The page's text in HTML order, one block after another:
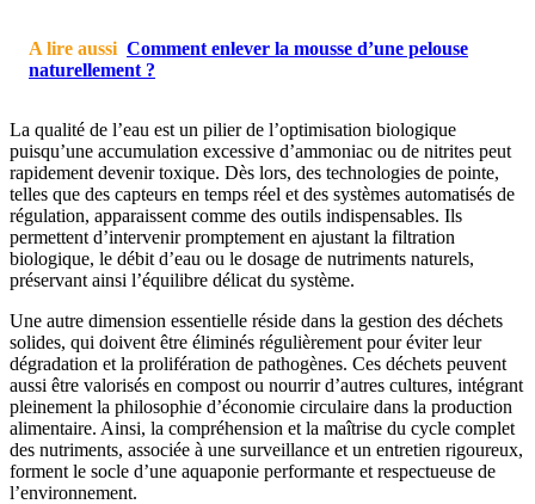
A lire aussi Comment enlever la mousse d’une pelouse
naturellement ?
La qualité de l’eau est un pilier de l’optimisation biologique
puisqu’une accumulation excessive d’ammoniac ou de nitrites peut
rapidement devenir toxique. Dès lors, des technologies de pointe,
telles que des capteurs en temps réel et des systèmes automatisés de
régulation, apparaissent comme des outils indispensables. Ils
permettent d’intervenir promptement en ajustant la filtration
biologique, le débit d’eau ou le dosage de nutriments naturels,
préservant ainsi l’équilibre délicat du système.
Une autre dimension essentielle réside dans la gestion des déchets
solides, qui doivent être éliminés régulièrement pour éviter leur
dégradation et la prolifération de pathogènes. Ces déchets peuvent
aussi être valorisés en compost ou nourrir d’autres cultures, intégrant
pleinement la philosophie d’économie circulaire dans la production
alimentaire. Ainsi, la compréhension et la maîtrise du cycle complet
des nutriments, associée à une surveillance et un entretien rigoureux,
forment le socle d’une aquaponie performante et respectueuse de
l’environnement.